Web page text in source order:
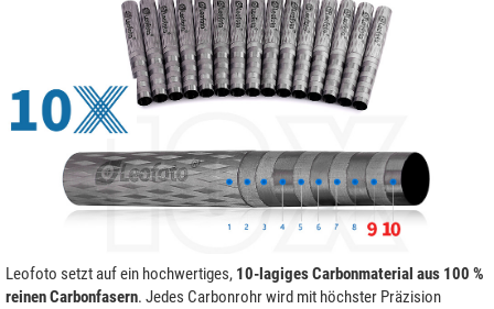
Leofoto setzt auf ein hochwertiges, 10-lagiges Carbonmaterial aus 100 %
reinen Carbonfasern. Jedes Carbonrohr wird mit höchster Präzision